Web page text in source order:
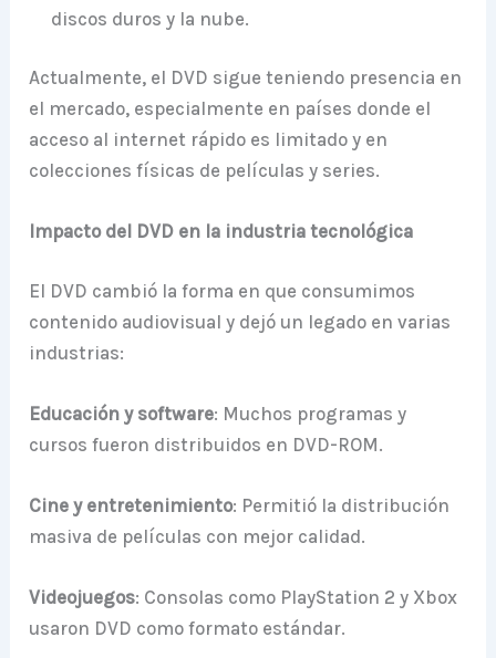
discos duros y la nube.
Actualmente, el DVD sigue teniendo presencia en
el mercado, especialmente en países donde el
acceso al internet rápido es limitado y en
colecciones físicas de películas y series.
Impacto del DVD en la industria tecnológica
El DVD cambió la forma en que consumimos
contenido audiovisual y dejó un legado en varias
industrias:
Educación y software: Muchos programas y
cursos fueron distribuidos en DVD-ROM.
Cine y entretenimiento: Permitió la distribución
masiva de películas con mejor calidad.
Videojuegos: Consolas como PlayStation 2 y Xbox
usaron DVD como formato estándar.